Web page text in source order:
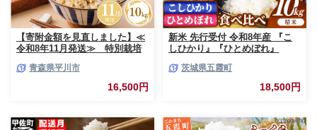
【寄附金額を見直しました】≪
令和8年11月発送≫ 特別栽培
県 平川市】
青森県平川市
16,500円
新米 先行受付 令和8年産 『こ
しひかり』『ひとめぼれ』
白米 コメ こめ 食べ比べセット
コシヒカリ ひとめぼれ 先行予
約 2026年 人気 家計応援 単一米
茨城県五霞町
18,500円